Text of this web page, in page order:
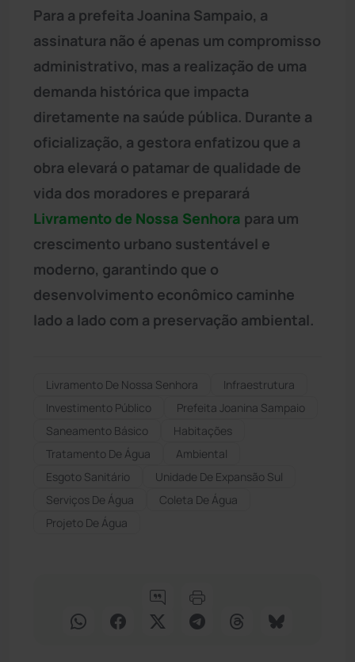
Para a prefeita Joanina Sampaio, a
assinatura não é apenas um compromisso
administrativo, mas a realização de uma
demanda histórica que impacta
diretamente na saúde pública. Durante a
oficialização, a gestora enfatizou que a
obra elevará o patamar de qualidade de
vida dos moradores e preparará
Livramento de Nossa Senhora para um
crescimento urbano sustentável e
moderno, garantindo que o
desenvolvimento econômico caminhe
lado a lado com a preservação ambiental.
Livramento De Nossa Senhora
Infraestrutura
Investimento Público
Prefeita Joanina Sampaio
Saneamento Básico
Habitações
Tratamento De Água
Ambiental
Esgoto Sanitário
Unidade De Expansão Sul
Serviços De Água
Coleta De Água
Projeto De Água